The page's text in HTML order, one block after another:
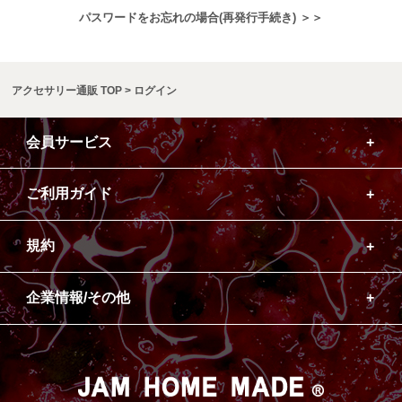
パスワードをお忘れの場合(再発行手続き) ＞＞
アクセサリー通販 TOP ログイン
会員サービス
ご利用ガイド
規約
企業情報/その他